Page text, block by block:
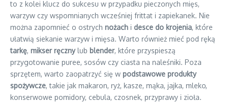
to z kolei klucz do sukcesu w przypadku pieczonych mięs,
warzyw czy wspomnianych wcześniej frittat i zapiekanek. Nie
można zapomnieć o ostrych nożach i desce do krojenia, które
ułatwią siekanie warzyw i mięsa. Warto również mieć pod ręką
tarkę, mikser ręcznylub blender, które przyspieszą
przygotowanie puree, sosów czy ciasta na naleśniki. Poza
sprzętem, warto zaopatrzyć się w podstawowe produkty
spożywcze, takie jak makaron, ryż, kasze, mąka, jajka, mleko,
konserwowe pomidory, cebula, czosnek, przyprawy i zioła.